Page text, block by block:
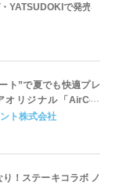
YATSUDOKIで発売
ト”で夏でも快適プレ
リジナル「AirCon
| ＰＧＭ
ト株式会社
！ステーキコラボ ノ